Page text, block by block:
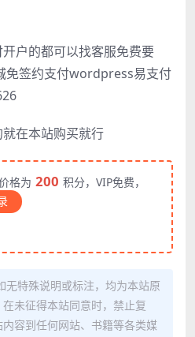
户的都可以找客服免费要
签约支付wordpress易支付
在本站购买就行
格为 200 积分，VIP免费，
无特殊说明或标注，均为本站原
未征得本站同意时，禁止复
容到任何网站、书籍等各类媒